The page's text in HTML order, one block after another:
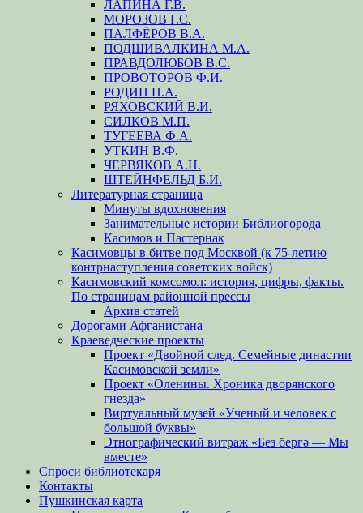
ЛАПИНА Г.В.
МОРОЗОВ Г.С.
ПАЛФЁРОВ В.А.
ПОДШИВАЛКИНА М.А.
ПРАВДОЛЮБОВ В.С.
ПРОВОТОРОВ Ф.И.
РОДИН Н.А.
РЯХОВСКИЙ В.И.
СИЛКОВ М.П.
ТУГЕЕВА Ф.А.
УТКИН В.Ф.
ЧЕРВЯКОВ А.Н.
ШТЕЙНФЕЛЬД Б.И.
Литературная страница
Минуты вдохновения
Занимательные истории Библиогорода
Касимов и Пастернак
Касимовцы в битве под Москвой (к 75-летию
контрнаступления советских войск)
Касимовский комсомол: история, цифры, факты.
По страницам районной прессы
Архив статей
Дорогами Афганистана
Краеведческие проекты
Проект «Двойной след. Семейные династии
Касимовской земли»
Проект «Оленины. Хроника дворянского
гнезда»
Виртуальный музей «Ученый и человек с
большой буквы»
Этнографический витраж «Без бергə — Мы
вместе»
Спроси библиотекаря
Контакты
Пушкинская карта